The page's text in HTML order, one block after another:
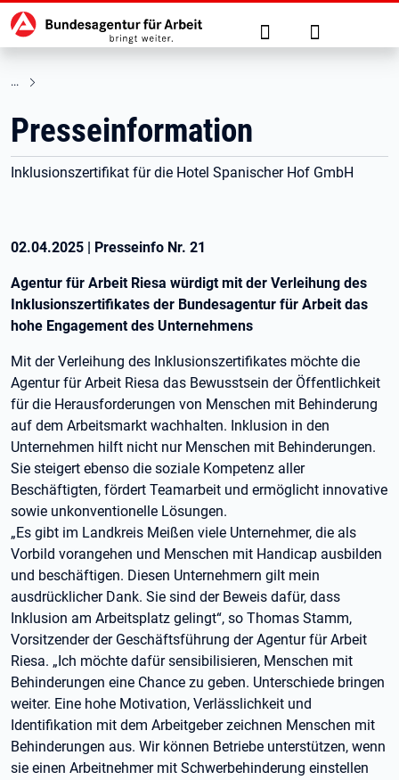
zu den Hauptinhalten springen
Hauptnavigation Suche Anmelden
Presseinformation
Inklusionszertifikat für die Hotel Spanischer Hof GmbH
02.04.2025 | Presseinfo Nr. 21
Agentur für Arbeit Riesa würdigt mit der Verleihung des
Inklusionszertifikates der Bundesagentur für Arbeit das
hohe Engagement des Unternehmens
Mit der Verleihung des Inklusionszertifikates möchte die
Agentur für Arbeit Riesa das Bewusstsein der Öffentlichkeit
für die Herausforderungen von Menschen mit Behinderung
auf dem Arbeitsmarkt wachhalten. Inklusion in den
Unternehmen hilft nicht nur Menschen mit Behinderungen.
Sie steigert ebenso die soziale Kompetenz aller
Beschäftigten, fördert Teamarbeit und ermöglicht innovative
sowie unkonventionelle Lösungen.
„Es gibt im Landkreis Meißen viele Unternehmer, die als
Vorbild vorangehen und Menschen mit Handicap ausbilden
und beschäftigen. Diesen Unternehmern gilt mein
ausdrücklicher Dank. Sie sind der Beweis dafür, dass
Inklusion am Arbeitsplatz gelingt“, so Thomas Stamm,
Vorsitzender der Geschäftsführung der Agentur für Arbeit
Riesa. „Ich möchte dafür sensibilisieren, Menschen mit
Behinderungen eine Chance zu geben. Unterschiede bringen
weiter. Eine hohe Motivation, Verlässlichkeit und
Identifikation mit dem Arbeitgeber zeichnen Menschen mit
Behinderungen aus. Wir können Betriebe unterstützen, wenn
sie einen Arbeitnehmer mit Schwerbehinderung einstellen